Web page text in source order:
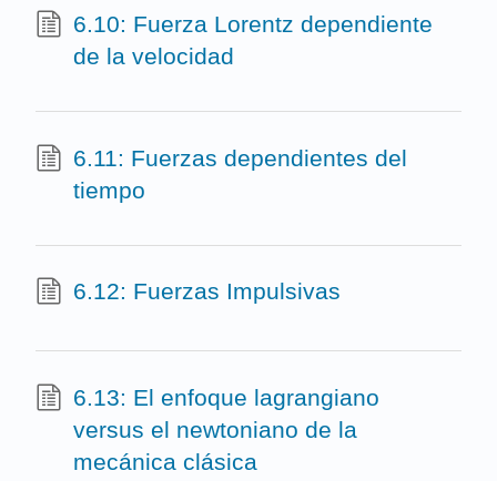
6.10: Fuerza Lorentz dependiente
de la velocidad
6.11: Fuerzas dependientes del
tiempo
6.12: Fuerzas Impulsivas
6.13: El enfoque lagrangiano
versus el newtoniano de la
mecánica clásica